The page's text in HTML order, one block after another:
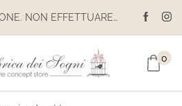
IL SITO È IN MANUTENZIONE. NON EFFETTUARE ACQUISTI. LE SPEDIZIONI SONO SOSPESE
0